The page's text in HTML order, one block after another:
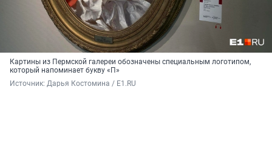
Картины из Пермской галереи обозначены специальным логотипом,
который напоминает букву «П»
Источник: Дарья Костомина / E1.RU